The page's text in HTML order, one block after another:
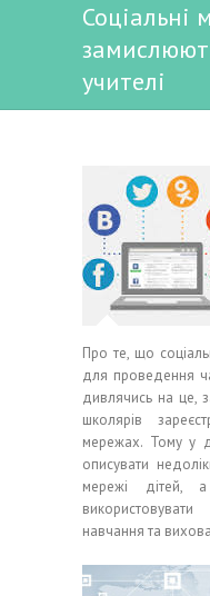
Соціальні
учителі
Про те, що
для проведення
дивлячись на це,
школярів
мережах. Тому у
описувати
мережі дітей,
навчання та